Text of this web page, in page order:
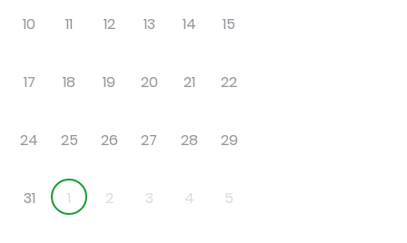
10 11 12 13 14 15
17 18 19 20 21 22
24 25 26 27 28 29
31 1 2 3 4 5